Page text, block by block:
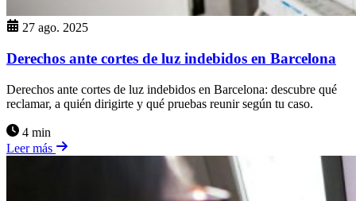
27 ago. 2025
Derechos ante cortes de luz indebidos en Barcelona
Derechos ante cortes de luz indebidos en Barcelona: descubre qué
reclamar, a quién dirigirte y qué pruebas reunir según tu caso.
4 min
Leer más